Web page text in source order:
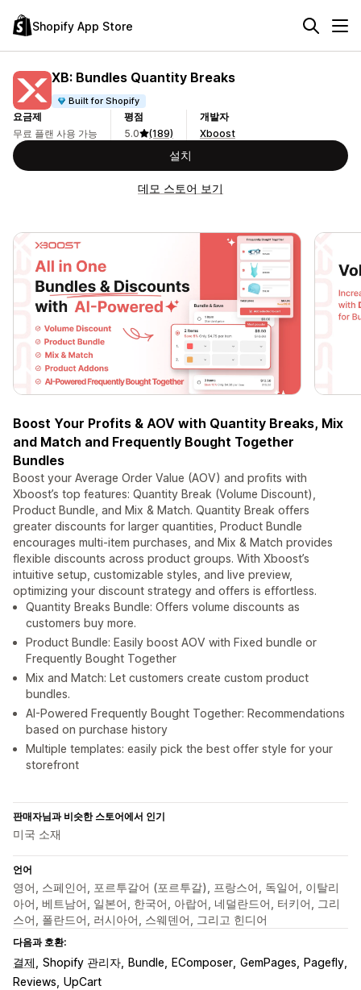
Shopify App Store
XB: Bundles Quantity Breaks
Built for Shopify
요금제
무료 플랜 사용 가능
평점
5.0
(189)
개발자
Xboost
설치
데모 스토어 보기
Boost Your Profits & AOV with Quantity Breaks, Mix
and Match and Frequently Bought Together
Bundles
Boost your Average Order Value (AOV) and profits with
Xboost’s top features: Quantity Break (Volume Discount),
Product Bundle, and Mix & Match. Quantity Break offers
greater discounts for larger quantities, Product Bundle
encourages multi-item purchases, and Mix & Match provides
flexible discounts across product groups. With Xboost’s
intuitive setup, customizable styles, and live preview,
optimizing your discount strategy and offers is effortless.
Quantity Breaks Bundle: Offers volume discounts as
customers buy more.
Product Bundle: Easily boost AOV with Fixed bundle or
Frequently Bought Together
Mix and Match: Let customers create custom product
bundles.
AI-Powered Frequently Bought Together: Recommendations
based on purchase history
Multiple templates: easily pick the best offer style for your
storefront
판매자님과 비슷한 스토어에서 인기
미국 소재
언어
영어, 스페인어, 포르투갈어 (포르투갈), 프랑스어, 독일어, 이탈리
아어, 베트남어, 일본어, 한국어, 아랍어, 네덜란드어, 터키어, 그리
스어, 폴란드어, 러시아어, 스웨덴어, 그리고 힌디어
다음과 호환:
결제 Shopify 관리자 Bundle EComposer GemPages
Pagefly
Reviews UpCart